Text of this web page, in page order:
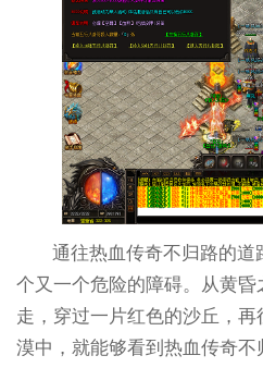
通往热血传奇不归路的
个又一个危险的障碍。从黄
走，穿过一片红色的沙丘，
漠中，就能够看到热血传奇不